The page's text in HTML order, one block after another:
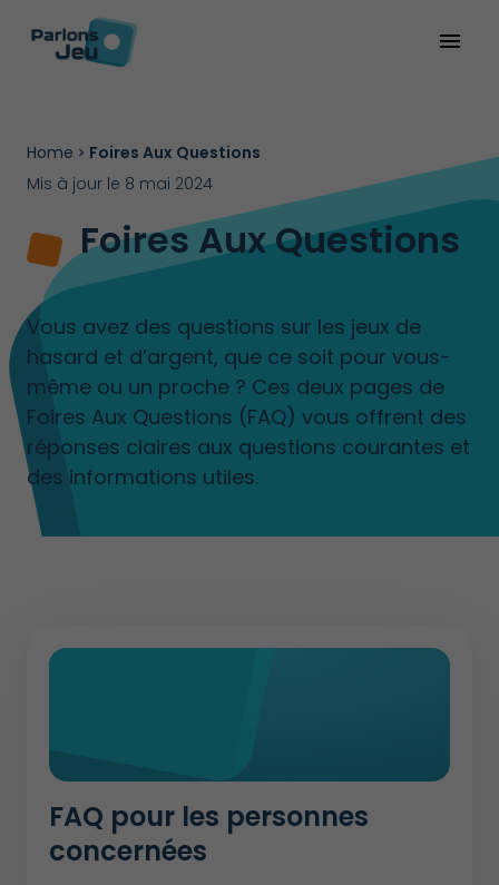
menu
Home
Foires Aux Questions
Mis à jour le 8 mai 2024
Foires Aux Questions
Vous avez des questions sur les jeux de
hasard et d’argent, que ce soit pour vous-
même ou un proche ? Ces deux pages de
Foires Aux Questions (FAQ) vous offrent des
réponses claires aux questions courantes et
des informations utiles.
FAQ pour les personnes
concernées